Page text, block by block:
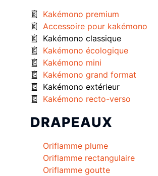
Kakémono premium
Accessoire pour kakémono
Kakémono classique
Kakémono écologique
Kakémono mini
Kakémono grand format
Kakémono extérieur
Kakémono recto-verso
DRAPEAUX
Oriflamme plume
Oriflamme rectangulaire
Oriflamme goutte